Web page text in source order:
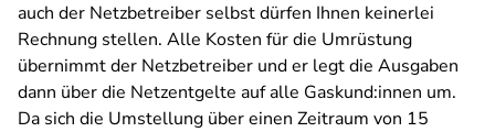
auch der Netzbetreiber selbst dürfen Ihnen keinerlei
Rechnung stellen. Alle Kosten für die Umrüstung
übernimmt der Netzbetreiber und er legt die Ausgaben
dann über die Netzentgelte auf alle Gaskund:innen um.
Da sich die Umstellung über einen Zeitraum von 15